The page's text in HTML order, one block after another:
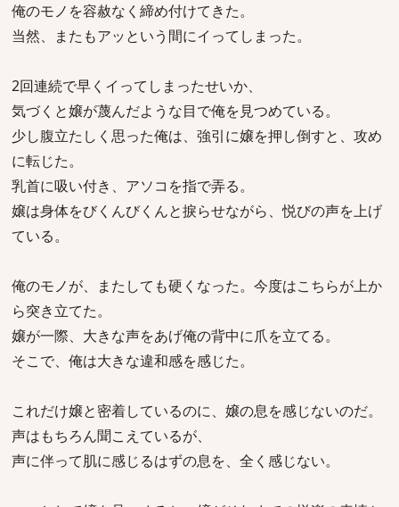
俺のモノを容赦なく締め付けてきた。
当然、またもアッという間にイってしまった。
2回連続で早くイってしまったせいか、
気づくと嬢が蔑んだような目で俺を見つめている。
少し腹立たしく思った俺は、強引に嬢を押し倒すと、攻め
に転じた。
乳首に吸い付き、アソコを指で弄る。
嬢は身体をびくんびくんと捩らせながら、悦びの声を上げ
ている。
俺のモノが、またしても硬くなった。今度はこちらが上か
ら突き立てた。
嬢が一際、大きな声をあげ俺の背中に爪を立てる。
そこで、俺は大きな違和感を感じた。
これだけ嬢と密着しているのに、嬢の息を感じないのだ。
声はもちろん聞こえているが、
声に伴って肌に感じるはずの息を、全く感じない。